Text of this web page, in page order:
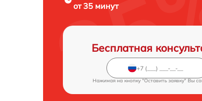
от 35 минут
Бесплатная
Нажимая на кнопку "Оставить заявку" Вы